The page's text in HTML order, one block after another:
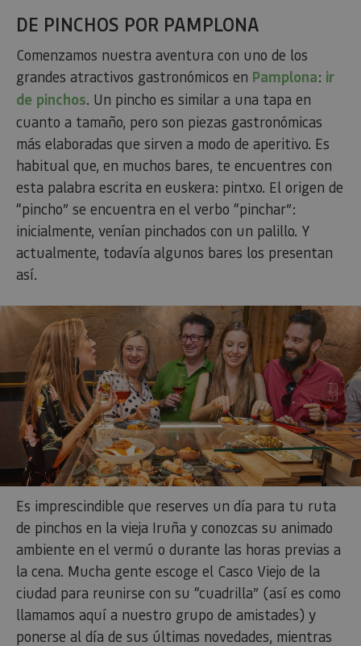
DE PINCHOS POR PAMPLONA
Comenzamos nuestra aventura con uno de los
grandes atractivos gastronómicos en Pamplona: ir
de pinchos. Un pincho es similar a una tapa en
cuanto a tamaño, pero son piezas gastronómicas
más elaboradas que sirven a modo de aperitivo. Es
habitual que, en muchos bares, te encuentres con
esta palabra escrita en euskera: pintxo. El origen de
“pincho” se encuentra en el verbo “pinchar”:
inicialmente, venían pinchados con un palillo. Y
actualmente, todavía algunos bares los presentan
así.
Es imprescindible que reserves un día para tu ruta
de pinchos en la vieja Iruña y conozcas su animado
ambiente en el vermú o durante las horas previas a
la cena. Mucha gente escoge el Casco Viejo de la
ciudad para reunirse con su “cuadrilla” (así es como
llamamos aquí a nuestro grupo de amistades) y
ponerse al día de sus últimas novedades, mientras